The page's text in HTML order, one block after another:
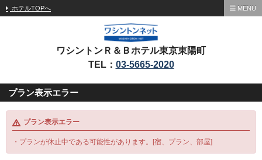
ホテルTOPへ MENU
ワシントンＲ＆Ｂホテル東京東陽町
TEL： 03-5665-2020
プラン表示エラー
プラン表示エラー
・プランが休止中である可能性があります。[宿、プラン、部屋]